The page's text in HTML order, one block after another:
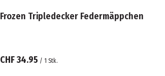
Frozen Tripledecker Federmäppchen
CHF 34.95 / 1 Stk.